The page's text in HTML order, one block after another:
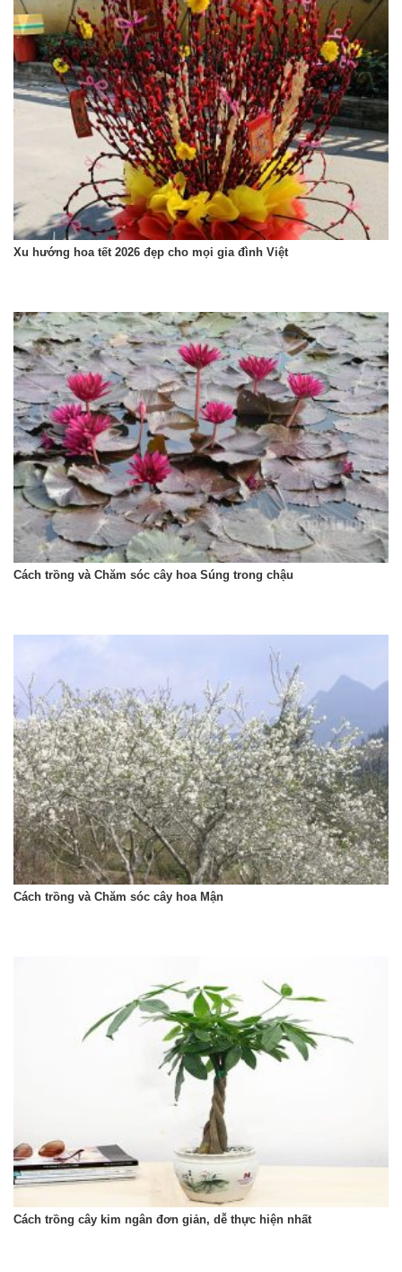
Xu hướng hoa tết 2026 đẹp cho mọi gia đình Việt
Cách trồng và Chăm sóc cây hoa Súng trong chậu
Cách trồng và Chăm sóc cây hoa Mận
Cách trồng cây kim ngân đơn giản, dễ thực hiện nhất